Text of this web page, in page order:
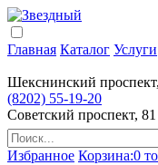
Главная Каталог Услуги
Шекснинский
(8202) 55-19-20
Советский проспект, 81
Избранное Корзина:0